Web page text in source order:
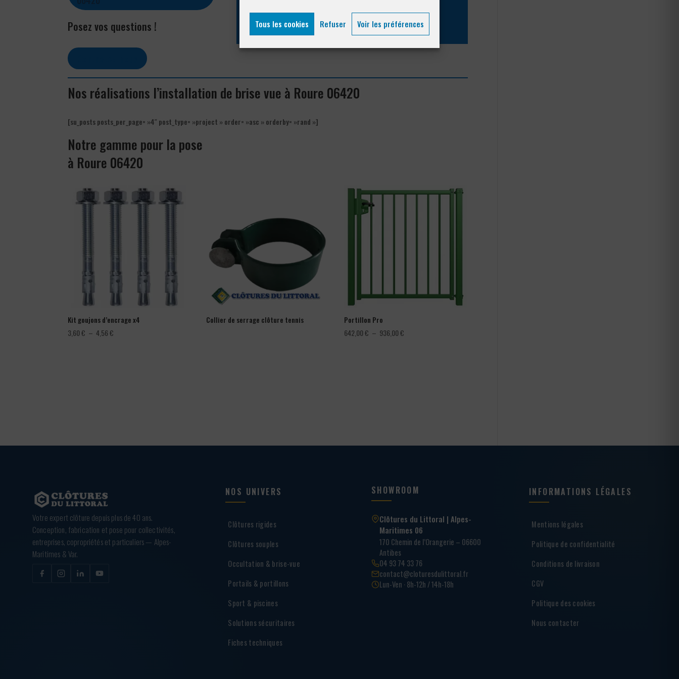
Tous les cookies Refuser Voir les préférences
Posez vos questions !
04 93 74 33 76
Nos réalisations l’installation de brise vue à Roure 06420
[su_posts posts_per_page= »4″ post_type= »project » order= »asc » orderby= »rand »]
Notre gamme pour la pose
à Roure 06420
Kit goujons d’encrage x4
3,60€ – 4,56€
Collier de serrage clôture tennis
Portillon Pro
642,00€ – 936,00€
Votre expert clôture depuis plus de 40 ans.
Conception, fabrication et pose pour collectivités,
entreprises, copropriétés et particuliers — Alpes-
Maritimes & Var.
NOS UNIVERS
Clôtures rigides
Clôtures souples
Occultation & brise-vue
Portails & portillons
Sport & piscines
Solutions sécuritaires
Fiches techniques
SHOWROOM
Clôtures du Littoral | Alpes-
Maritimes 06
170 Chemin de l’Orangerie – 06600
Antibes
04 93 74 33 76
contact@cloturesdulittoral.fr
Lun-Ven · 8h-12h / 14h-18h
INFORMATIONS LÉGALES
Mentions légales
Politique de confidentialité
Conditions de livraison
CGV
Politique des cookies
Nous contacter